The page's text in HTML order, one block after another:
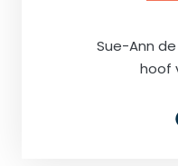
Sue-Ann
hoof